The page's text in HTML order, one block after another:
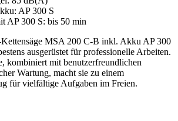
AP 300 S
AP 300 S: bis 50 min
MSA 200 C-B inkl. Akku AP 300
ausgerüstet für professionelle Arbeiten.
kombiniert mit benutzerfreundlichen
Wartung, macht sie zu einem
für vielfältige Aufgaben im Freien.